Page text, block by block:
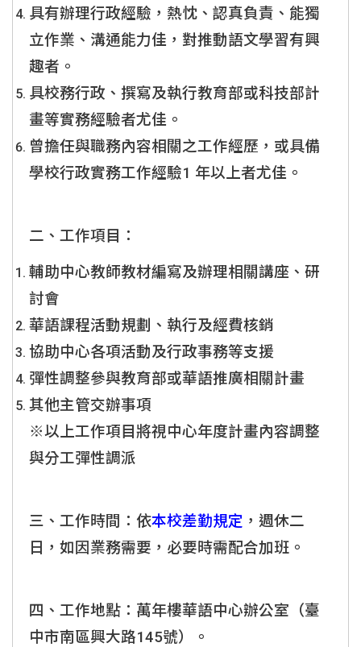
具有辦理行政經驗，熱忱、認真負責、能獨
立作業、溝通能力佳，對推動語文學習有興
趣者。
具校務行政、撰寫及執行教育部或科技部計
畫等實務經驗者尤佳。
曾擔任與職務內容相關之工作經歷，或具備
學校行政實務工作經驗1 年以上者尤佳。
二、工作項目：
輔助中心教師教材編寫及辦理相關講座、研
討會
華語課程活動規劃、執行及經費核銷
協助中心各項活動及行政事務等支援
彈性調整參與教育部或華語推廣相關計畫
其他主管交辦事項
※以上工作項目將視中心年度計畫內容調整
與分工彈性調派
三、工作時間：依本校差勤規定 ，週休二
日，如因業務需要，必要時需配合加班。
四、工作地點：萬年樓華語中心辦公室（臺
中市南區興大路145號）。